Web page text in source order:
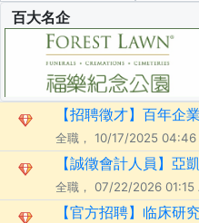
百大名企
【招聘徵才】百年企
全職， 10/17/2025 04:46
【誠徵會計人員】亞
全職， 07/22/2026 01:15
【官方招聘】临床研